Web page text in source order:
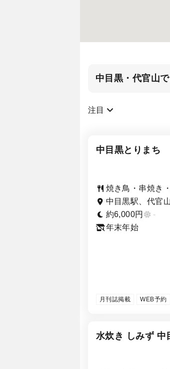
中目黒・代官山
注目
中目黒とりまち
焼き鳥・串焼き
中目黒駅、代官
約6,000円
-
年末年始
月刊誌掲載 WEB予約
水炊き しみず 中